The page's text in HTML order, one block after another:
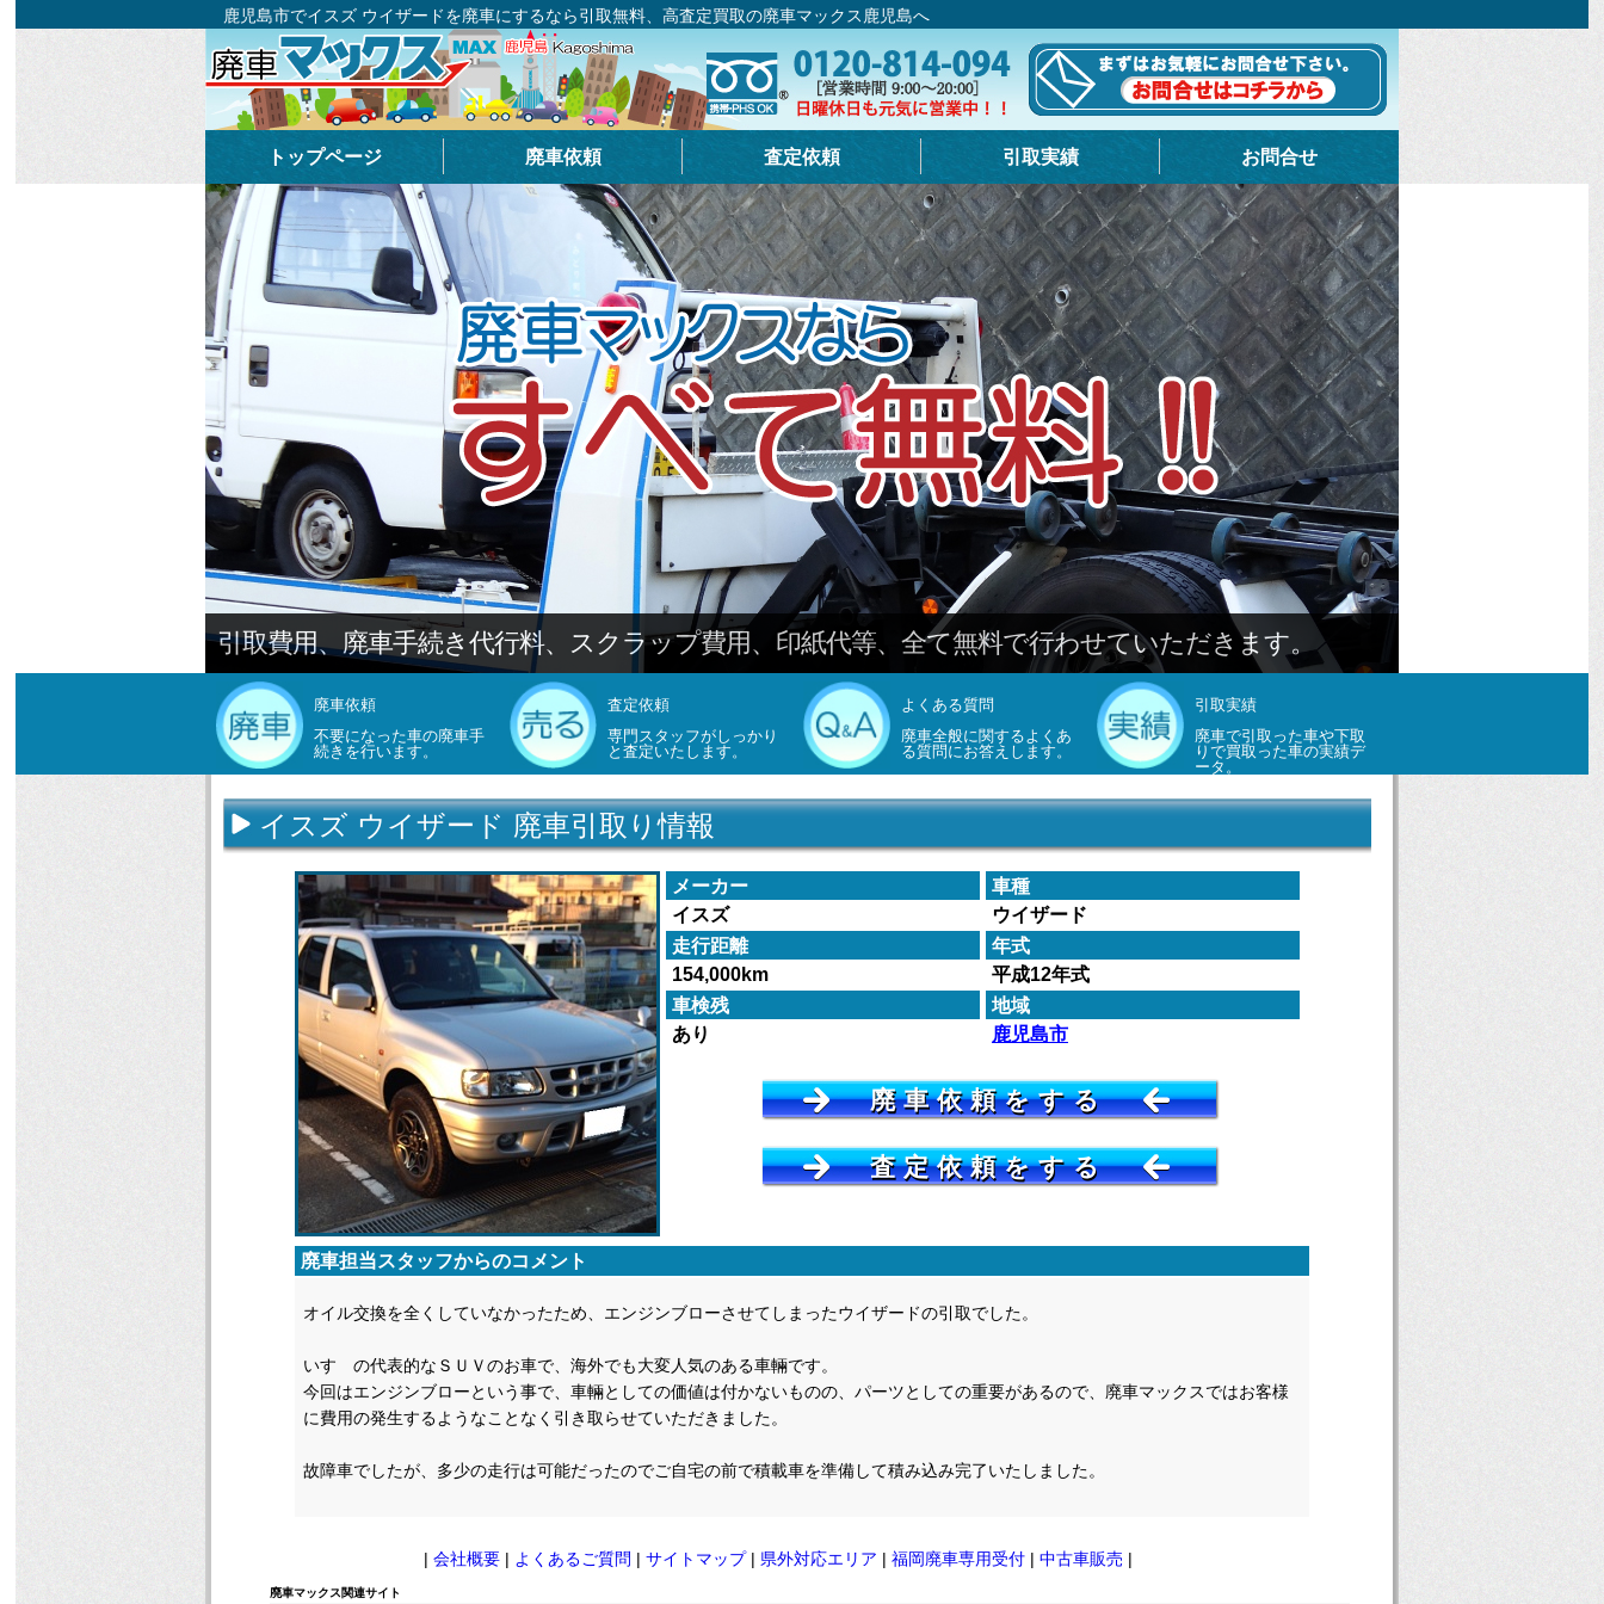
鹿児島市でイスズ ウイザードを廃車にするなら引取無料、高査定買取の廃車マックス鹿児島へ
トップページ 廃車依頼 査定依頼 引取実績 お問合せ
引取費用、廃車手続き代行料、スクラップ費用、印紙代等、全て無料で行わせていただきます。
廃車依頼
不要になった車の廃車手
続きを行います。
査定依頼
専門スタッフがしっかり
と査定いたします。
よくある質問
廃車全般に関するよくあ
る質問にお答えします。
引取実績
廃車で引取った車や下取
りで買取った車の実績デ
ータ。
イスズ ウイザード 廃車引取り情報
メーカー
車種
イスズ
ウイザード
走行距離
年式
154,000km
平成12年式
車検残
地域
あり
鹿児島市
廃車担当スタッフからのコメント
オイル交換を全くしていなかったため、エンジンブローさせてしまったウイザードの引取でした。
いすゞの代表的なＳＵＶのお車で、海外でも大変人気のある車輛です。
今回はエンジンブローという事で、車輛としての価値は付かないものの、パーツとしての重要があるので、廃車マックスではお客様
に費用の発生するようなことなく引き取らせていただきました。
故障車でしたが、多少の走行は可能だったのでご自宅の前で積載車を準備して積み込み完了いたしました。
廃車依頼をする
査定依頼をする
| 会社概要| よくあるご質問 | サイトマップ| 県外対応エリア | 福岡廃車専用受付| 中古車販売 |
廃車マックス関連サイト